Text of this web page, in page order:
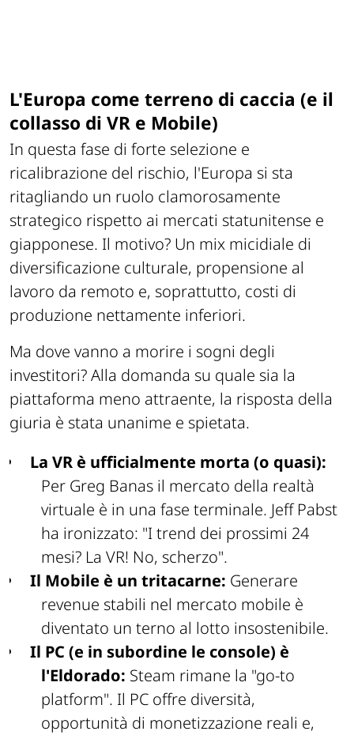
L'Europa come terreno di caccia (e il
collasso di VR e Mobile)
In questa fase di forte selezione e
ricalibrazione del rischio, l'Europa si sta
ritagliando un ruolo clamorosamente
strategico rispetto ai mercati statunitense e
giapponese. Il motivo? Un mix micidiale di
diversificazione culturale, propensione al
lavoro da remoto e, soprattutto, costi di
produzione nettamente inferiori.
Ma dove vanno a morire i sogni degli
investitori? Alla domanda su quale sia la
piattaforma meno attraente, la risposta della
giuria è stata unanime e spietata.
La VR è ufficialmente morta (o quasi):
Per Greg Banas il mercato della realtà
virtuale è in una fase terminale. Jeff Pabst
ha ironizzato: "I trend dei prossimi 24
mesi? La VR! No, scherzo".
Il Mobile è un tritacarne: Generare
revenue stabili nel mercato mobile è
diventato un terno al lotto insostenibile.
Il PC (e in subordine le console) è
l'Eldorado: Steam rimane la "go-to
platform". Il PC offre diversità,
opportunità di monetizzazione reali e,